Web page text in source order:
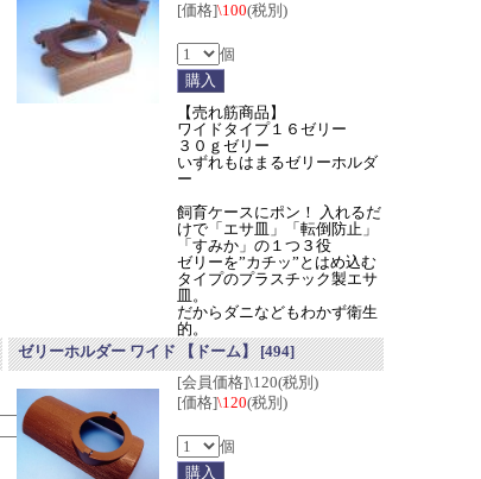
[価格]\100(税別)
個
【売れ筋商品】
ワイドタイプ１６ゼリー
３０ｇゼリー
いずれもはまるゼリーホルダ
ー
飼育ケースにポン！ 入れるだ
けで「エサ皿」「転倒防止」
「すみか」の１つ３役
ゼリーを”カチッ”とはめ込む
タイプのプラスチック製エサ
皿。
だからダニなどもわかず衛生
的。
ゼリーホルダー ワイド 【ドーム】[494]
[会員価格]\120(税別)
[価格]\120(税別)
個